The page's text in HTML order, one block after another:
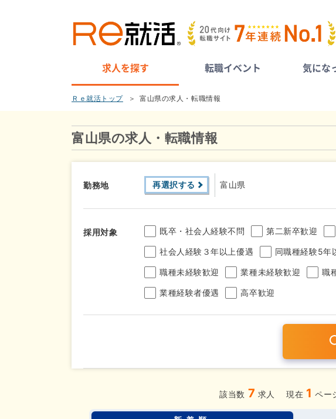
求人を探す 転職イベント 気にな
Ｒｅ就活トップ 富山県の求人・転職情報
富山県の求人・転職情報
勤務地 再選択する 富山県
採用対象 既卒・社会人経験不問 第二新卒歓迎
社会人経験３年以上優遇 同職種経験5年
職種未経験歓迎 業種未経験歓迎 職
業種経験者優遇 高卒歓迎
年間休日120日以上
土日面接OK 書類選考なし
該当数 7 求人 現在 1 ペー